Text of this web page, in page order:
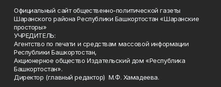
Официальный сайт общественно-политической газеты
Шаранского района Республики Башкортостан «Шаранские
просторы»
УЧРЕДИТЕЛЬ:
Агентство по печати и средствам массовой информации
Республики Башкортостан,
Акционерное общество Издательский дом «Республика
Башкортостан».
Директор (главный редактор) М.Ф. Хамадеева.